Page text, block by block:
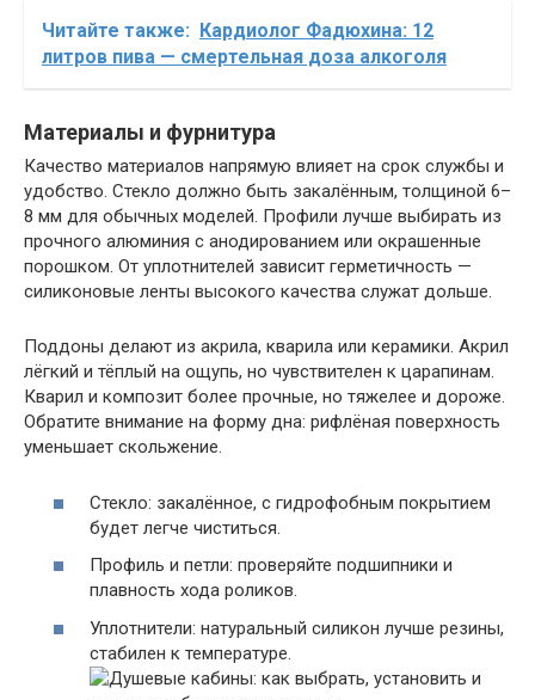
Читайте также:
Кардиолог Фадюхина: 12
литров пива — смертельная доза алкоголя
Материалы и фурнитура
Качество материалов напрямую влияет на срок службы и
удобство. Стекло должно быть закалённым, толщиной 6–
8 мм для обычных моделей. Профили лучше выбирать из
прочного алюминия с анодированием или окрашенные
порошком. От уплотнителей зависит герметичность —
силиконовые ленты высокого качества служат дольше.
Поддоны делают из акрила, кварила или керамики. Акрил
лёгкий и тёплый на ощупь, но чувствителен к царапинам.
Кварил и композит более прочные, но тяжелее и дороже.
Обратите внимание на форму дна: рифлёная поверхность
уменьшает скольжение.
Стекло: закалённое, с гидрофобным покрытием
будет легче чиститься.
Профиль и петли: проверяйте подшипники и
плавность хода роликов.
Уплотнители: натуральный силикон лучше резины,
стабилен к температуре.